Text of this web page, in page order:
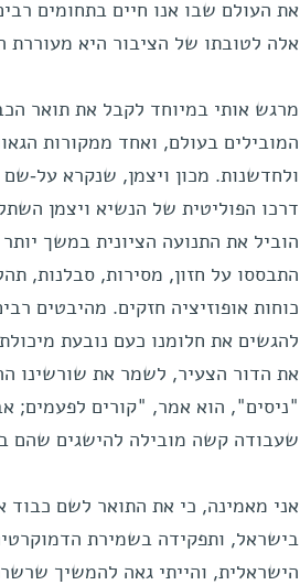
את העולם שבו אנו חיים בתחומים
אלה לטובתו של הציבור היא מעוררת
מרגש אותי במיוחד לקבל את תואר
המובילים בעולם, ואחד ממקורות
ולחדשנות. מכון ויצמן, שנקרא על-
דרכו הפוליטית של הנשיא ויצמן
הוביל את התנועה הציונית במשך
התבססו על חזון, מסירות, סבלנות,
כוחות אופוזיציה חזקים. מהיבטים
להגשים את חלומנו כעם נובעת
את הדור הצעיר, לשמר את שורשינו
"ניסים", הוא אמר, "קורים לפעמים;
שעבודה קשה מובילה להישגים שהם
אני מאמינה, כי את התואר לשם
הישראלית, והייתי גאה להמשיך